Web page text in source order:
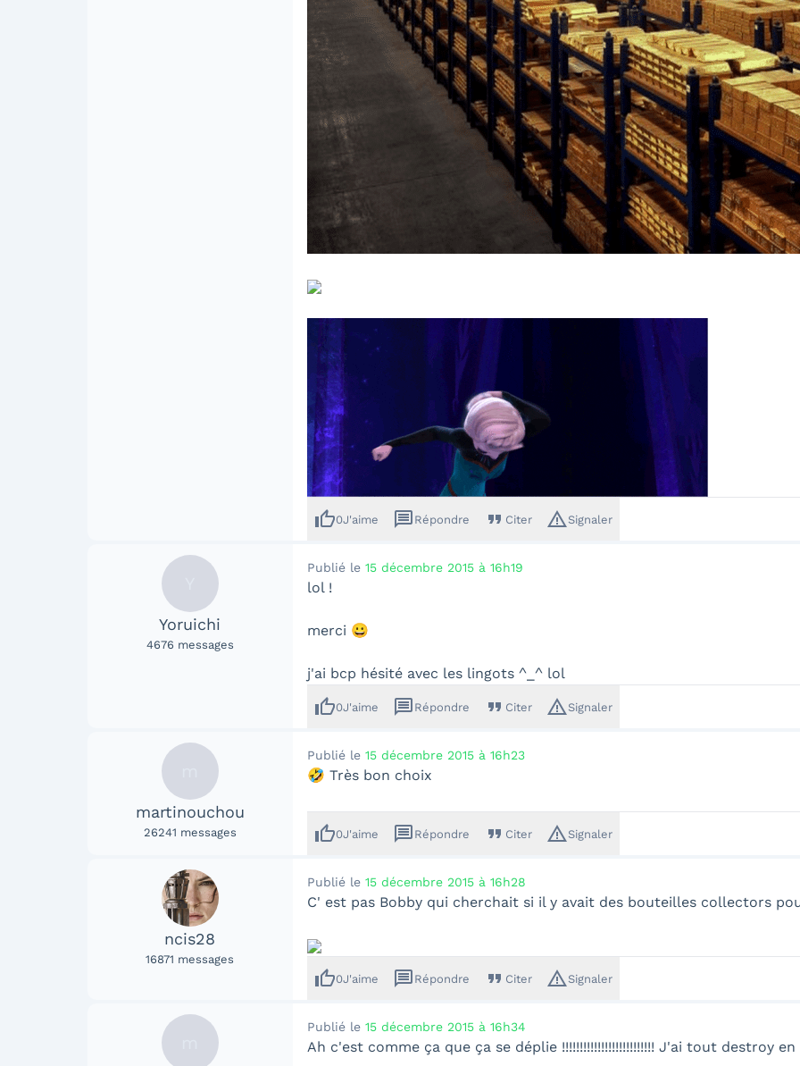
thumb_up0J'aime message Répondre format_quote Citer warning_amberSignaler
Yoruichi
4676 messages
Publié le 15 décembre 2015 à 16h19
lol !
merci 😀
j'ai bcp hésité avec les lingots ^_^ lol
thumb_up0J'aime message Répondre format_quote Citer warning_amberSignaler
martinouchou
26241 messages
Publié le 15 décembre 2015 à 16h23
🤣 Très bon choix
thumb_up0J'aime message Répondre format_quote Citer warning_amberSignaler
ncis28
16871 messages
Publié le 15 décembre 2015 à 16h28
C' est pas Bobby qui cherchait si il y avait des bouteilles collectors
thumb_up0J'aime message Répondre format_quote Citer warning_amberSignaler
Publié le 15 décembre 2015 à 16h34
Ah c'est comme ça que ça se déplie !!!!!!!!!!!!!!!!!!!!!!!!!! J'ai tout destroy